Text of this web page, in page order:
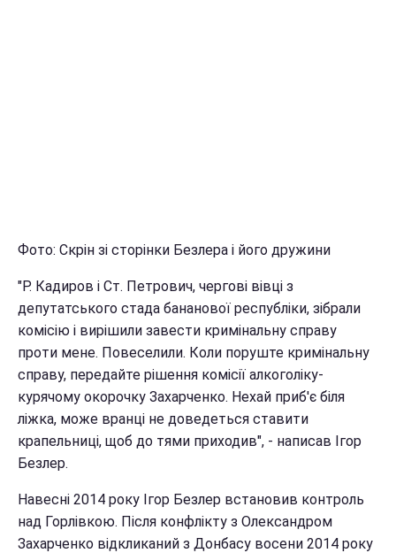
Фото: Скрін зі сторінки Безлера і його дружини
"Р. Кадиров і Ст. Петрович, чергові вівці з
депутатського стада бананової республіки, зібрали
комісію і вирішили завести кримінальну справу
проти мене. Повеселили. Коли поруште кримінальну
справу, передайте рішення комісії алкоголіку-
курячому окорочку Захарченко. Нехай приб'є біля
ліжка, може вранці не доведеться ставити
крапельниці, щоб до тями приходив", - написав Ігор
Безлер.
Навесні 2014 року Ігор Безлер встановив контроль
над Горлівкою. Після конфлікту з Олександром
Захарченко відкликаний з Донбасу восени 2014 року